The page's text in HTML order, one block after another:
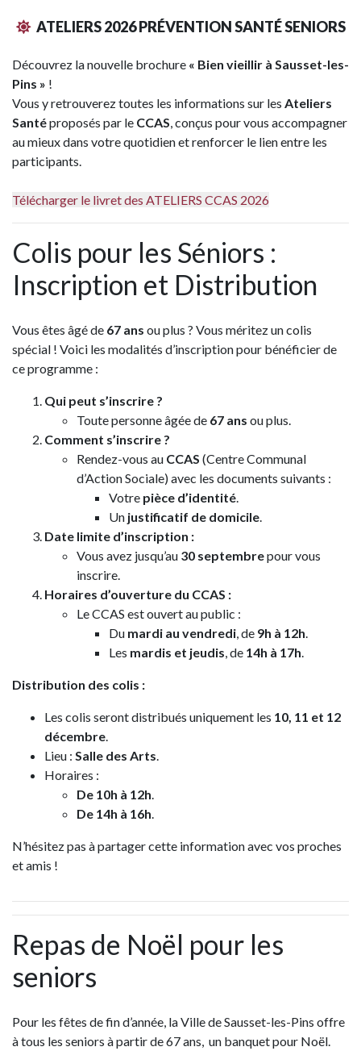
ATELIERS 2026 PRÉVENTION SANTÉ SENIORS
Découvrez la nouvelle brochure « Bien vieillir à Sausset-les-
Pins » !
Vous y retrouverez toutes les informations sur les Ateliers
Santéproposés par le CCAS, conçus pour vous accompagner
au mieux dans votre quotidien et renforcer le lien entre les
participants.
Télécharger le livret des ATELIERS CCAS 2026
Colis pour les Séniors :
Inscription et Distribution
Vous êtes âgé de 67 ans ou plus ? Vous méritez un colis
spécial ! Voici les modalités d’inscription pour bénéficier de
ce programme :
Qui peut s’inscrire ?
Toute personne âgée de 67 ans ou plus.
Comment s’inscrire ?
Rendez-vous au CCAS (Centre Communal
d’Action Sociale) avec les documents suivants :
Votre pièce d’identité.
Un justificatif de domicile.
Date limite d’inscription :
Vous avez jusqu’au 30 septembrepour vous
inscrire.
Horaires d’ouverture du CCAS :
Le CCAS est ouvert au public :
Du mardi au vendredi, de 9h à 12h.
Les mardis et jeudis, de 14h à 17h.
Distribution des colis :
Les colis seront distribués uniquement les 10, 11 et 12
décembre.
Lieu : Salle des Arts.
Horaires :
De 10h à 12h.
De 14h à 16h.
N’hésitez pas à partager cette information avec vos proches
et amis !
Repas de Noël pour les
seniors
Pour les fêtes de fin d’année, la Ville de Sausset-les-Pins offre
à tous les seniors à partir de 67 ans, un banquet pour Noël.